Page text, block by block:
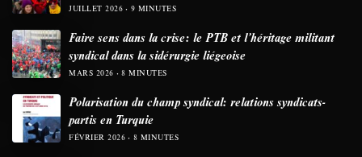
JUILLET 2026 9 MINUTES
Faire sens dans la crise: le PTB et l’héritage militant
syndical dans la sidérurgie liégeoise
MARS 2026 8 MINUTES
Polarisation du champ syndical: relations syndicats-
partis en Turquie
FÉVRIER 2026 8 MINUTES